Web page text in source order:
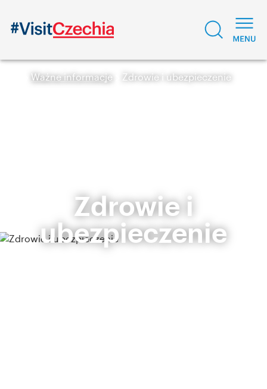
Ważne informacje Zdrowie i ubezpieczenie
Zdrowie i
ubezpieczenie